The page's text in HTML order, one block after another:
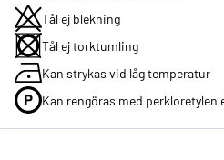
Tål ej blekning
Tål ej torktumling
Kan strykas vid låg temperatur
Kan rengöras med perkloretylen